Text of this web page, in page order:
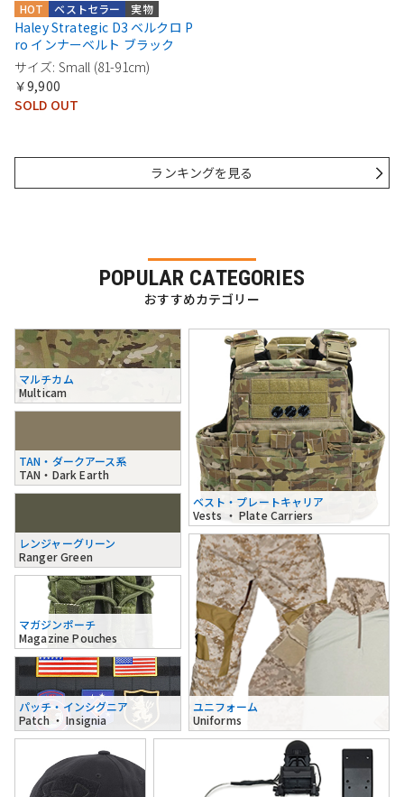
実物
ベストセラー
HOT
Haley Strategic D3 ベルクロ P
ro インナーベルト ブラック
サイズ: Small (81-91cm)
￥9,900
SOLD OUT
ランキングを見る
POPULAR CATEGORIES
おすすめカテゴリー
マルチカム
Multicam
TAN・ダークアース系
TAN・Dark Earth
レンジャーグリーン
Ranger Green
ベスト・プレートキャリア
Vests ・ Plate Carriers
マガジンポーチ
Magazine Pouches
パッチ・インシグニア
Patch ・ Insignia
ユニフォーム
Uniforms